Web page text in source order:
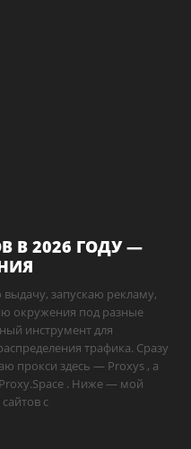
В 2026 ГОДУ —
запускаю рекламу,
окружения под разные
инструмент для
трафика. Сразу
прокси здесь — Proxys , а
. Ниже — мой
с